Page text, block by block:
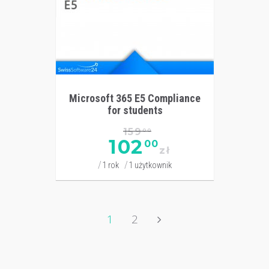
Microsoft 365 E5 Compliance
for students
15900
102 00
zł
1 rok 1 użytkownik
1 2